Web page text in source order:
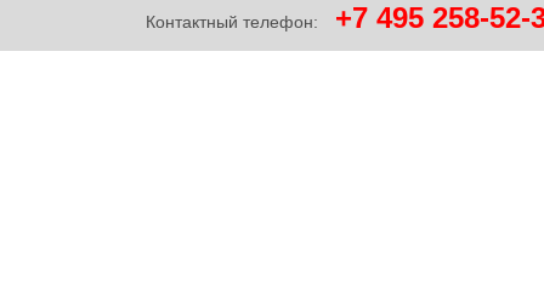
Контактный телефон: +7 495 258-52-